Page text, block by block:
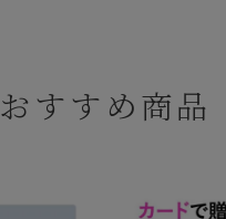
おすすめ商品